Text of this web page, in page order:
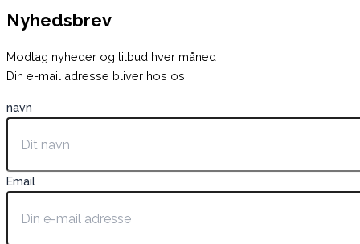
Nyhedsbrev
Modtag nyheder og tilbud hver måned
Din e-mail adresse bliver hos os
navn
Email